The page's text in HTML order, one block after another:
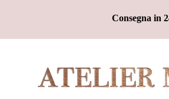
Consegna in